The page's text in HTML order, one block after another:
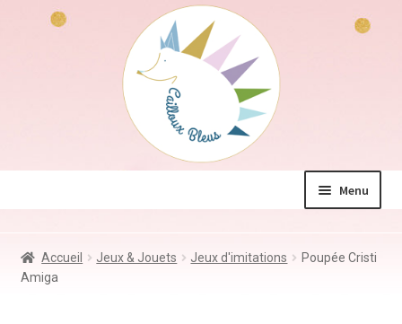
Menu
Jeux & Jouets
Accueil Jeux & Jouets Jeux d'imitations
Poupée Cristi
Amiga